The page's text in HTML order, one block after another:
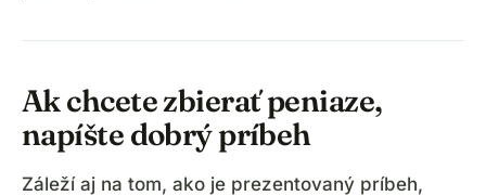
Ak chcete zbierať peniaze,
napíšte dobrý príbeh
Záleží aj na tom, ako je prezentovaný príbeh,